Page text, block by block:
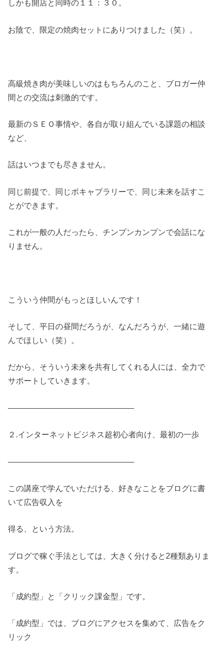
しかも開店と同時の１１：３０。
お陰で、限定の焼肉セットにありつけました（笑）。
高級焼き肉が美味しいのはもちろんのこと、ブロガー仲
間との交流は刺激的です。
最新のＳＥＯ事情や、各自が取り組んでいる課題の相談
など、
話はいつまでも尽きません。
同じ前提で、同じボキャブラリーで、同じ未来を話すこ
とができます。
これが一般の人だったら、チンプンカンプンで会話にな
りません。
こういう仲間がもっとほしいんです！
そして、平日の昼間だろうが、なんだろうが、一緒に遊
んでほしい（笑）。
だから、そういう未来を共有してくれる人には、全力で
サポートしていきます。
————————————————
２.インターネットビジネス超初心者向け、最初の一歩
————————————————
この講座で学んでいただける、好きなことをブログに書
いて広告収入を
得る、という方法。
ブログで稼ぐ手法としては、大きく分けると2種類ありま
す。
「成約型」と「クリック課金型」です。
「成約型」では、ブログにアクセスを集めて、広告をク
リック